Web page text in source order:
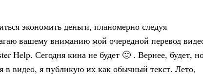
экономить деньги, планомерно следуя
вашему вниманию мой очередной перевод
Help. Сегодня кина не будет 🙂 . Вернее, будет,
в видео, я публикую их как обычный текст. Лето,